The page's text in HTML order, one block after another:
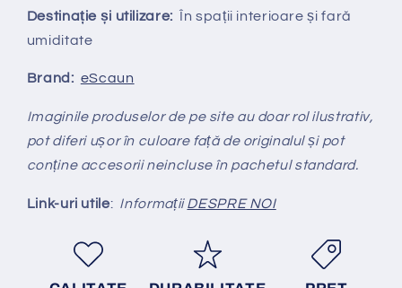
Destinație și utilizare: În spații interioare și fară
umiditate
Brand: eScaun
Imaginile produselor de pe site au doar rol ilustrativ,
pot diferi ușor în culoare față de originalul și pot
conține accesorii neincluse în pachetul standard.
Link-uri utile: InformațiiDESPRE NOI